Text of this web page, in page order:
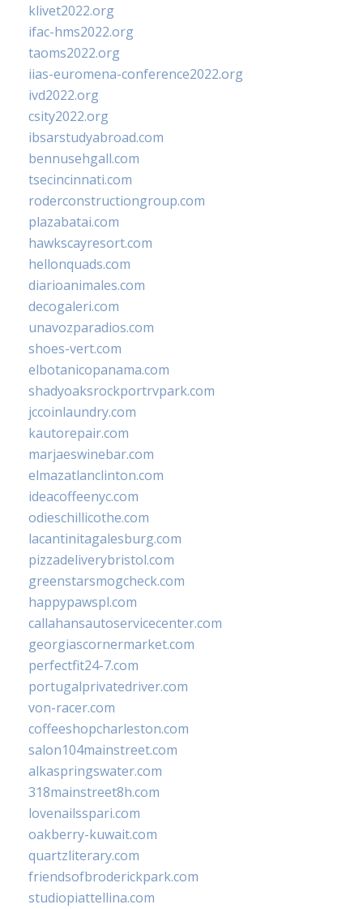
klivet2022.org
ifac-hms2022.org
taoms2022.org
iias-euromena-conference2022.org
ivd2022.org
csity2022.org
ibsarstudyabroad.com
bennusehgall.com
tsecincinnati.com
roderconstructiongroup.com
plazabatai.com
hawkscayresort.com
hellonquads.com
diarioanimales.com
decogaleri.com
unavozparadios.com
shoes-vert.com
elbotanicopanama.com
shadyoaksrockportrvpark.com
jccoinlaundry.com
kautorepair.com
marjaeswinebar.com
elmazatlanclinton.com
ideacoffeenyc.com
odieschillicothe.com
lacantinitagalesburg.com
pizzadeliverybristol.com
greenstarsmogcheck.com
happypawspl.com
callahansautoservicecenter.com
georgiascornermarket.com
perfectfit24-7.com
portugalprivatedriver.com
von-racer.com
coffeeshopcharleston.com
salon104mainstreet.com
alkaspringswater.com
318mainstreet8h.com
lovenailsspari.com
oakberry-kuwait.com
quartzliterary.com
friendsofbroderickpark.com
studiopiattellina.com